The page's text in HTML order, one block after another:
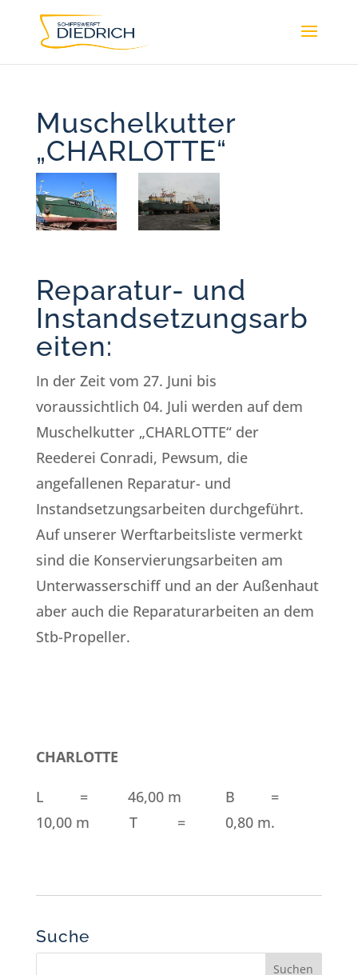
Muschelkutter
„CHARLOTTE“
Reparatur- und
Instandsetzungsarb
eiten:
In der Zeit vom 27. Juni bis
voraussichtlich 04. Juli werden auf dem
Muschelkutter „CHARLOTTE“ der
Reederei Conradi, Pewsum, die
angefallenen Reparatur- und
Instandsetzungsarbeiten durchgeführt.
Auf unserer Werftarbeitsliste vermerkt
sind die Konservierungsarbeiten am
Unterwasserschiff und an der Außenhaut
aber auch die Reparaturarbeiten an dem
Stb-Propeller.
CHARLOTTE
L = 46,00 m B =
10,00 m T = 0,80 m.
Suche